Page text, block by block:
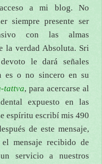
a mi blog. No
siempre presente ser
con las almas
la verdad Absoluta. Sri
le dará señales
es o no sincero en su
tattva, para acercarse al
expuesto en las
espíritu escribí mis 490
de este mensaje,
mensaje recibido de
servicio a nuestros